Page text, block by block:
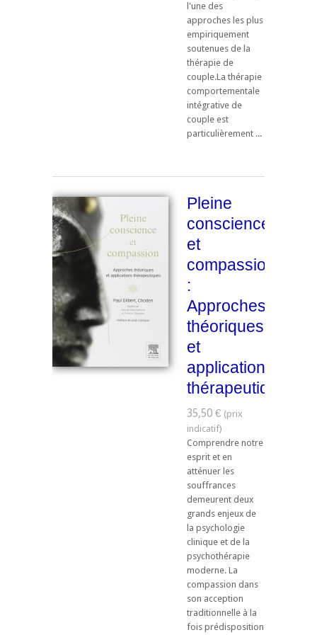
l'une des
approches les plus
empiriquement
soutenues de la
thérapie de
couple.La thérapie
comportementale
intégrative de
couple est
particulièrement ...
Pleine
conscience
et
compassion
:
Approches
théoriques
et
applications
thérapeutiques
35,50 €
Comprendre notre
esprit et en
atténuer les
souffrances
demeurent deux
grands enjeux de
la psychologie
clinique et de la
psychothérapie
moderne. La
compassion dans
son acception
traditionnelle à la
fois prédisposition